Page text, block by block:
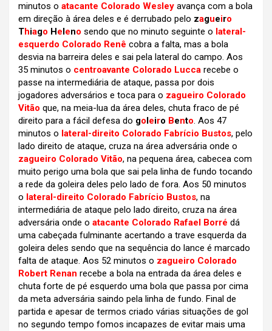
minutos o atacante Colorado Wesley avança com a bola
em direção à área deles e é derrubado pelo zagueiro
Thiago Heleno sendo que no minuto seguinte o lateral-
esquerdo Colorado Renê cobra a falta, mas a bola
desvia na barreira deles e sai pela lateral do campo. Aos
35 minutos o centroavante Colorado Lucca recebe o
passe na intermediária de ataque, passa por dois
jogadores adversários e toca para o zagueiro Colorado
Vitão que, na meia-lua da área deles, chuta fraco de pé
direito para a fácil defesa do goleiro Bento. Aos 47
minutos o lateral-direito Colorado Fabrício Bustos, pelo
lado direito de ataque, cruza na área adversária onde o
zagueiro Colorado Vitão, na pequena área, cabecea com
muito perigo uma bola que sai pela linha de fundo tocando
a rede da goleira deles pelo lado de fora. Aos 50 minutos
o lateral-direito Colorado Fabrício Bustos, na
intermediária de ataque pelo lado direito, cruza na área
adversária onde o atacante Colorado Rafael Borré dá
uma cabeçada fulminante acertando a trave esquerda da
goleira deles sendo que na sequência do lance é marcado
falta de ataque. Aos 52 minutos o zagueiro Colorado
Robert Renan recebe a bola na entrada da área deles e
chuta forte de pé esquerdo uma bola que passa por cima
da meta adversária saindo pela linha de fundo. Final de
partida e apesar de termos criado várias situações de gol
no segundo tempo fomos incapazes de evitar mais uma